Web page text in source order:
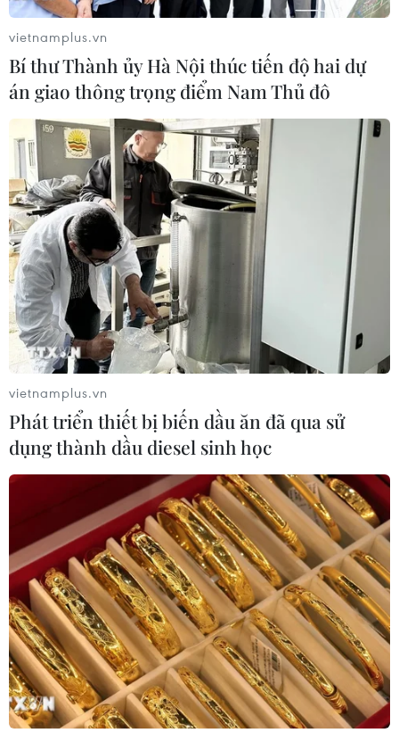
vietnamplus.vn
Bí thư Thành ủy Hà Nội thúc tiến độ hai dự
án giao thông trọng điểm Nam Thủ đô
vietnamplus.vn
Phát triển thiết bị biến dầu ăn đã qua sử
dụng thành dầu diesel sinh học